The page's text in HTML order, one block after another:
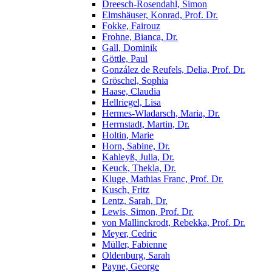
Dreesch-Rosendahl, Simon
Elmshäuser, Konrad, Prof. Dr.
Fokke, Fairouz
Frohne, Bianca, Dr.
Gall, Dominik
Göttle, Paul
González de Reufels, Delia, Prof. Dr.
Gröschel, Sophia
Haase, Claudia
Hellriegel, Lisa
Hermes-Wladarsch, Maria, Dr.
Herrnstadt, Martin, Dr.
Holtin, Marie
Horn, Sabine, Dr.
Kahleyß, Julia, Dr.
Keuck, Thekla, Dr.
Kluge, Mathias Franc, Prof. Dr.
Kusch, Fritz
Lentz, Sarah, Dr.
Lewis, Simon, Prof. Dr.
von Mallinckrodt, Rebekka, Prof. Dr.
Meyer, Cedric
Müller, Fabienne
Oldenburg, Sarah
Payne, George